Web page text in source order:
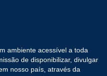
ambiente acessível a toda
de disponibilizar, divulgar
nosso país, através da